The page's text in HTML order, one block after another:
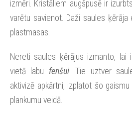
izmēri. Kristāliem augšpusē ir
varētu savienot. Daži saules
plastmasas.
Nereti saules ķērājus izmanto, lai
vietā labu fenšui. Tie uztver
aktivizē apkārtni, izplatot šo
plankumu veidā.